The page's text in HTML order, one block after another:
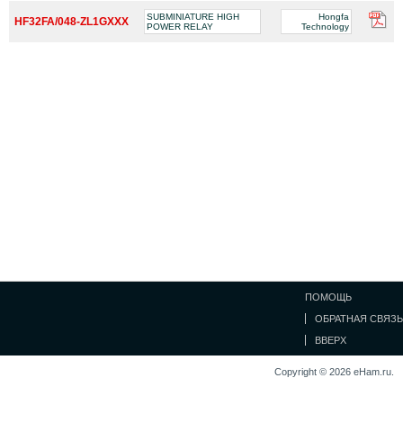
HF32FA/048-ZL1GXXX
SUBMINIATURE HIGH
POWER RELAY
Hongfa
Technology
ПОМОЩЬ
ОБРАТНАЯ СВЯЗЬ
ВВЕРХ
Copyright © 2026 eHam.ru.